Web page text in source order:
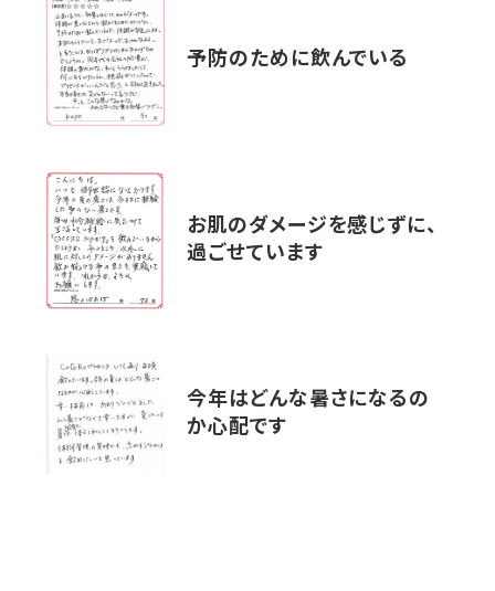
予防のために飲んでいる
お肌のダメージを感じずに、
過ごせています
今年はどんな暑さになるの
か心配です